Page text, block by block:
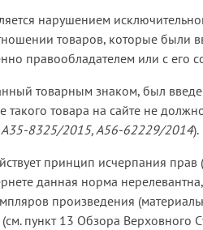
нарушением
товаров, которые были
правообладателем или с его
товарным знаком, был
товара на сайте не
8325/2015, А56-62229/2014).
принцип исчерпания
данная норма нерелевантна,
произведения
пункт 13 Обзора Верховного